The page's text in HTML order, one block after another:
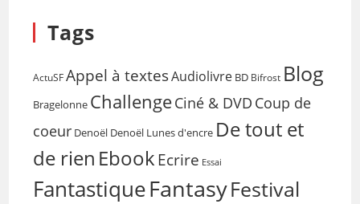
Tags
ActuSF Appel à textesAudiolivre BD Bifrost Blog
Bragelonne ChallengeCiné & DVD Coup de
coeur Denoël Denoël Lunes d'encre De tout et
de rien EbookEcrire Essai
FantastiqueFantasyFestival